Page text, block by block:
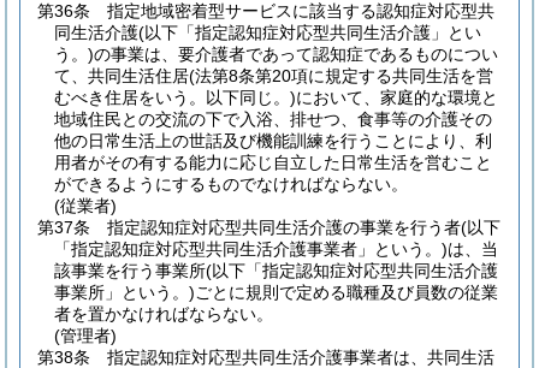
第36条
指定地域密着型サービスに該当する認知症対応型共
同生活介護(以下「指定認知症対応型共同生活介護」とい
う。)の事業は、要介護者であって認知症であるものについ
て、共同生活住居(法第8条第20項に規定する共同生活を営
むべき住居をいう。以下同じ。)において、家庭的な環境と
地域住民との交流の下で入浴、排せつ、食事等の介護その
他の日常生活上の世話及び機能訓練を行うことにより、利
用者がその有する能力に応じ自立した日常生活を営むこと
ができるようにするものでなければならない。
(従業者)
第37条
指定認知症対応型共同生活介護の事業を行う者(以下
「指定認知症対応型共同生活介護事業者」という。)は、当
該事業を行う事業所(以下「指定認知症対応型共同生活介護
事業所」という。)ごとに規則で定める職種及び員数の従業
者を置かなければならない。
(管理者)
第38条
指定認知症対応型共同生活介護事業者は、共同生活